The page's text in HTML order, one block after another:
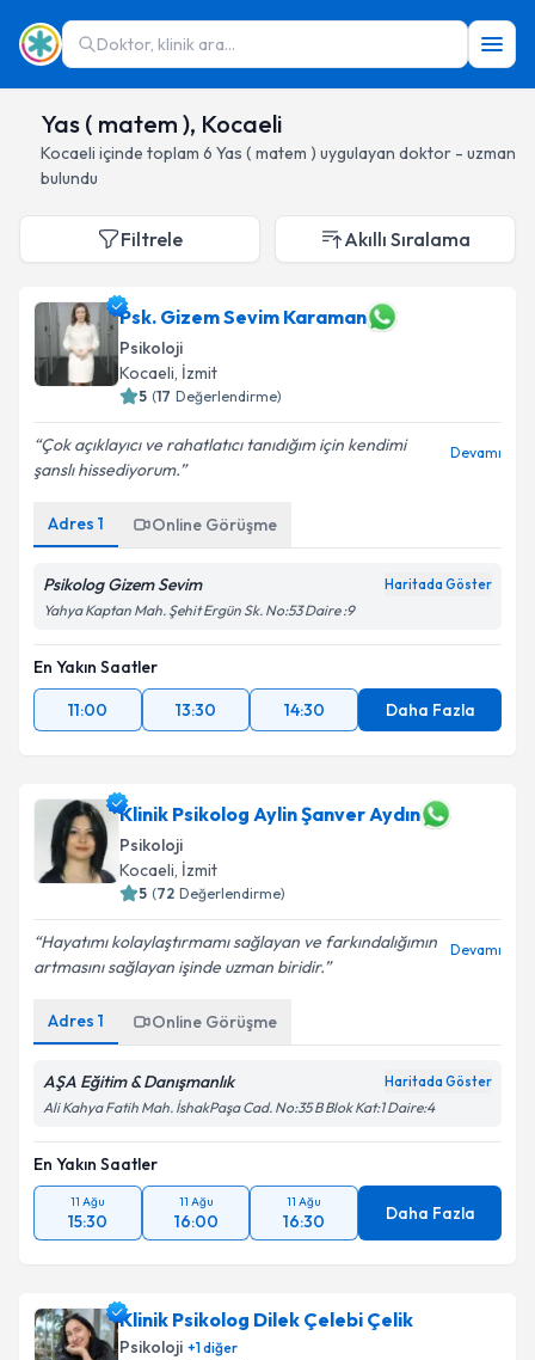
Doktor, klinik ara...
Yas ( matem ), Kocaeli
Kocaeli içinde toplam 6 Yas ( matem ) uygulayan doktor - uzman
bulundu
Filtrele Akıllı Sıralama
Psk. Gizem Sevim Karaman
Psikoloji
Kocaeli, İzmit
5 (17 Değerlendirme)
Çok açıklayıcı ve rahatlatıcı tanıdığım için kendimi
şanslı hissediyorum.
Devamı
Adres 1 Online Görüşme
Psikolog Gizem Sevim Haritada Göster
Yahya Kaptan Mah. Şehit Ergün Sk. No:53 Daire :9
En Yakın Saatler
11:00
13:30 14:30 Daha Fazla
Klinik Psikolog Aylin Şanver Aydın
Psikoloji
Kocaeli, İzmit
5 (72 Değerlendirme)
Hayatımı kolaylaştırmamı sağlayan ve farkındalığımın
artmasını sağlayan işinde uzman biridir.
Devamı
Adres 1 Online Görüşme
AŞA Eğitim & Danışmanlık Haritada Göster
Ali Kahya Fatih Mah. İshakPaşa Cad. No:35 B Blok Kat:1 Daire:4
En Yakın Saatler
11 Ağu
15:30
11 Ağu
16:00
11 Ağu
16:30 Daha Fazla
Klinik Psikolog Dilek Çelebi Çelik
Psikoloji +1diğer